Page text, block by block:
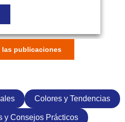
las publicaciones
Colores y Tendencias
y Consejos Prácticos